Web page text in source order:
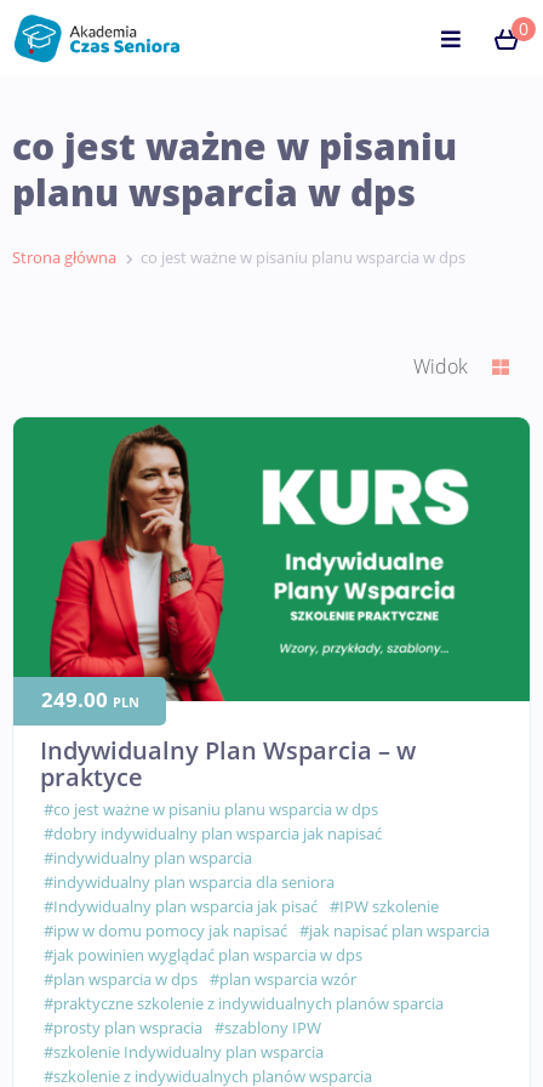
0
co jest ważne w pisaniu
planu wsparcia w dps
Strona główna co jest ważne w pisaniu planu wsparcia w dps
Widok
Indywidualny Plan Wsparcia – w
praktyce
#co jest ważne w pisaniu planu wsparcia w dps
#dobry indywidualny plan wsparcia jak napisać
#indywidualny plan wsparcia
#indywidualny plan wsparcia dla seniora
#Indywidualny plan wsparcia jak pisać #IPW szkolenie
#ipw w domu pomocy jak napisać #jak napisać plan wsparcia
#jak powinien wyglądać plan wsparcia w dps
#plan wsparcia w dps #plan wsparcia wzór
#praktyczne szkolenie z indywidualnych planów sparcia
#prosty plan wspracia #szablony IPW
#szkolenie Indywidualny plan wsparcia
#szkolenie z indywidualnych planów wsparcia
249.00 PLN